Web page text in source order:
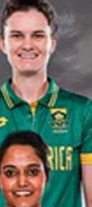
म
ला
वि
श्व
क
आ
ज
से
,
ह
र
म
न
प्री